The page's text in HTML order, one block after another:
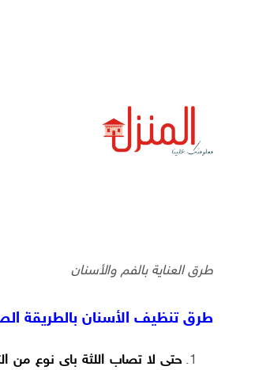
طرق العناية بالفم والأسنان
طرق تنظيف الأسنان بالطريقة
حتى لا تصاب اللثة باى نوع من